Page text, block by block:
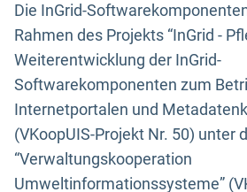
Die InGrid-
Rahmen des Projekts “InGrid -
Weiterentwicklung der InGrid-
Softwarekomponenten zum
Internetportalen und
(VKoopUIS-Projekt Nr. 50) unter
“Verwaltungskooperation
Umweltinformationssysteme”